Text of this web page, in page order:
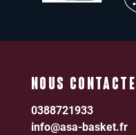
NOUS
0388721933
info@asa-basket.fr